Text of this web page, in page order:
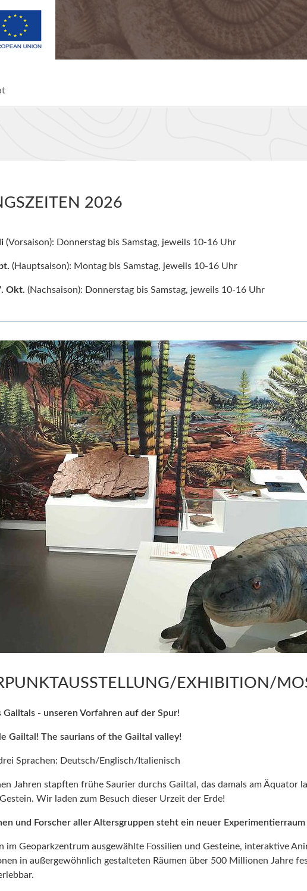
2026
(Vorsaison): Donnerstag bis Samstag, jeweils 10-16 Uhr
(Hauptsaison): Montag bis Samstag, jeweils 10-16 Uhr
Okt. (Nachsaison): Donnerstag bis Samstag, jeweils 10-16 Uhr
EXHIBITION/
Gailtals - unseren Vorfahren auf der Spur!
Gailtal! The saurians of the Gailtal valley!
Sprachen: Deutsch/Englisch/Italienisch
Jahren stapften frühe Saurier durchs Gailtal, das damals am Äquator
Wir laden zum Besuch dieser Urzeit der Erde!
und Forscher aller Altersgruppen steht ein neuer Experimentierraum
im Geoparkzentrum ausgewählte Fossilien und Gesteine, interaktive
in außergewöhnlich gestalteten Räumen über 500 Millionen Jahre